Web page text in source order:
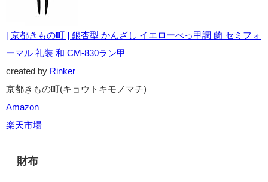
[ 京都きもの町 ] 銀杏型 かんざし イエローべっ甲調 蘭 セミフォ
ーマル 礼装 和 CM-830ラン甲
created by Rinker
京都きもの町(キョウトキモノマチ)
Amazon
楽天市場
財布